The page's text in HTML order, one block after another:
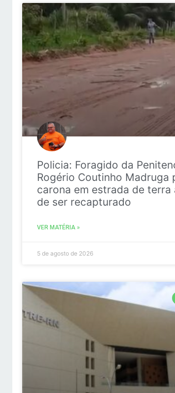
Policia: Foragido da
Rogério Coutinho Madruga
carona em estrada de terra
de ser recapturado
VER MATÉRIA »
5 de agosto de 2026